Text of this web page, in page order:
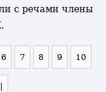
с речами члены
6 7 8 9 10